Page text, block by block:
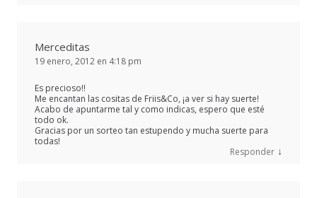
Merceditas
19 enero, 2012 en 4:18 pm
Es precioso!!
Me encantan las cositas de Friis&Co, ¡a ver si hay suerte!
Acabo de apuntarme tal y como indicas, espero que esté
todo ok.
Gracias por un sorteo tan estupendo y mucha suerte para
todas!
Responder ↓